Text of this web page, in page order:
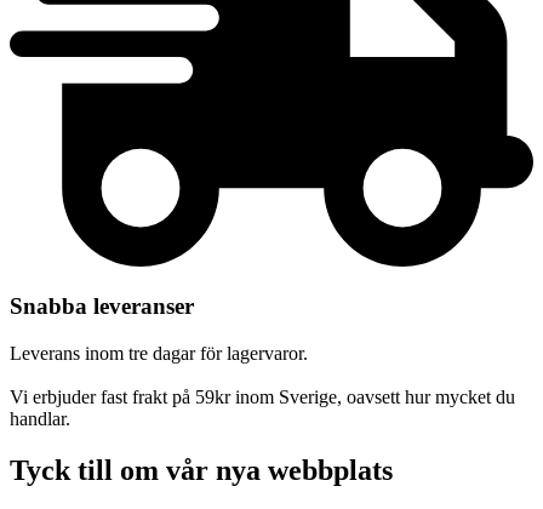
Snabba leveranser
Leverans inom tre dagar för lagervaror.
Vi erbjuder fast frakt på 59kr inom Sverige, oavsett hur mycket du
handlar.
Tyck till om vår nya webbplats